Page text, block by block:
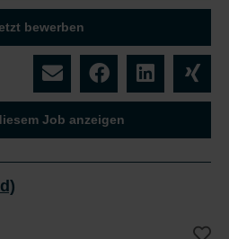
bewerben
Job anzeigen